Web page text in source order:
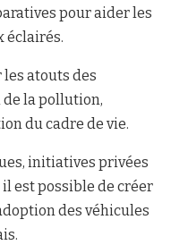
pour aider les
éclairés.
atouts des
la pollution,
du cadre de vie.
initiatives privées
est possible de créer
des véhicules